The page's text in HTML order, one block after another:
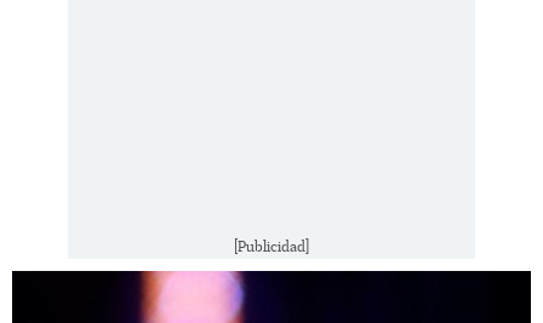
[Publicidad]